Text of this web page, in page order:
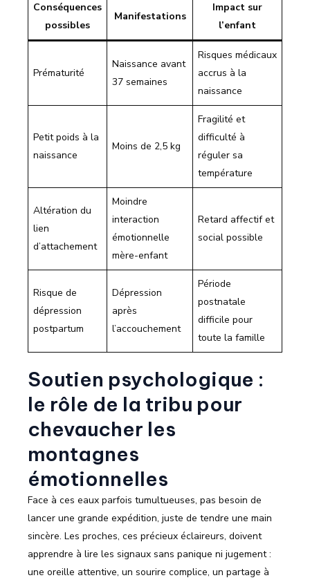
Conséquences
possibles
Manifestations
Impact sur
l’enfant
Prématurité
Naissance avant
37 semaines
Risques médicaux
accrus à la
naissance
Petit poids à la
naissance
Moins de 2,5 kg
Fragilité et
difficulté à
réguler sa
température
Altération du
lien
d’attachement
Moindre
interaction
émotionnelle
mère-enfant
Retard affectif et
social possible
Risque de
dépression
postpartum
Dépression
après
l’accouchement
Période
postnatale
difficile pour
toute la famille
Soutien psychologique :
le rôle de la tribu pour
chevaucher les
montagnes
émotionnelles
Face à ces eaux parfois tumultueuses, pas besoin de
lancer une grande expédition, juste de tendre une main
sincère. Les proches, ces précieux éclaireurs, doivent
apprendre à lire les signaux sans panique ni jugement :
une oreille attentive, un sourire complice, un partage à